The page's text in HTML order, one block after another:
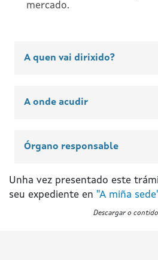
mercado.
A quen vai dirixido?
A onde acudir
Órgano responsable
Unha vez presentado este
seu expediente en "A miña
Descargar o